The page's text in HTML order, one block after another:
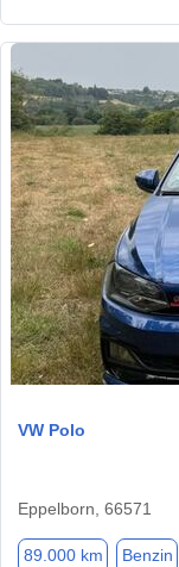
VW Polo
Eppelborn, 66571
89.000 km Benzin